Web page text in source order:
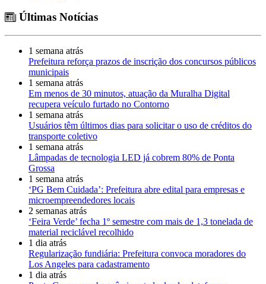
Últimas Notícias
1 semana atrás
Prefeitura reforça prazos de inscrição dos concursos públicos
municipais
1 semana atrás
Em menos de 30 minutos, atuação da Muralha Digital
recupera veículo furtado no Contorno
1 semana atrás
Usuários têm últimos dias para solicitar o uso de créditos do
transporte coletivo
1 semana atrás
Lâmpadas de tecnologia LED já cobrem 80% de Ponta
Grossa
1 semana atrás
‘PG Bem Cuidada’: Prefeitura abre edital para empresas e
microempreendedores locais
2 semanas atrás
‘Feira Verde’ fecha 1º semestre com mais de 1,3 tonelada de
material reciclável recolhido
1 dia atrás
Regularização fundiária: Prefeitura convoca moradores do
Los Angeles para cadastramento
1 dia atrás